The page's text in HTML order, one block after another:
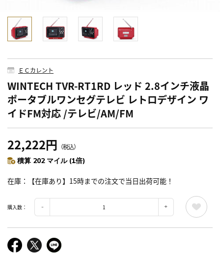
ＥＣカレント
WINTECH TVR-RT1RD レッド 2.8インチ液晶
ポータブルワンセグテレビ レトロデザイン ワ
イドFM対応 /テレビ/AM/FM
22,222円 （税込）
積算 202 マイル (1倍)
在庫 【在庫あり】15時までの注文で当日出荷可能！
購入数：